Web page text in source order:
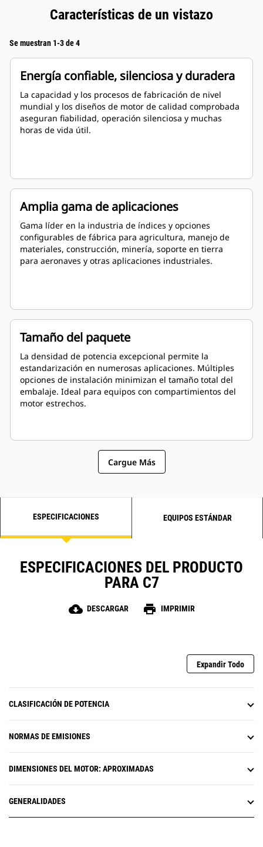
Características de un vistazo
Se muestran 1-3 de 4
Energía confiable, silenciosa y duradera
La capacidad y los procesos de fabricación de nivel
mundial y los diseños de motor de calidad comprobada
aseguran fiabilidad, operación silenciosa y muchas
horas de vida útil.
Amplia gama de aplicaciones
Gama líder en la industria de índices y opciones
configurables de fábrica para agricultura, manejo de
materiales, construcción, minería, soporte en tierra
para aeronaves y otras aplicaciones industriales.
Tamaño del paquete
La densidad de potencia excepcional permite la
estandarización en numerosas aplicaciones. Múltiples
opciones de instalación minimizan el tamaño total del
embalaje. Ideal para equipos con compartimientos del
motor estrechos.
Cargue Más
ESPECIFICACIONES EQUIPOS ESTÁNDAR
ESPECIFICACIONES DEL PRODUCTO
PARA C7
cloud_download DESCARGAR print IMPRIMIR
Expandir Todo
CLASIFICACIÓN DE POTENCIA
NORMAS DE EMISIONES
DIMENSIONES DEL MOTOR: APROXIMADAS
GENERALIDADES